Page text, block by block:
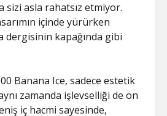
sizi asla rahatsız etmiyor.
içinde yürürken
dergisinin kapağında gibi
Banana Ice, sadece estetik
zamanda işlevselliği de ön
iç hacmi sayesinde,